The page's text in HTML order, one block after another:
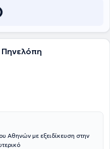
εμπειρία σε
Καρδιολογική Κλινική του
Αθηνών με εξειδίκευση στην